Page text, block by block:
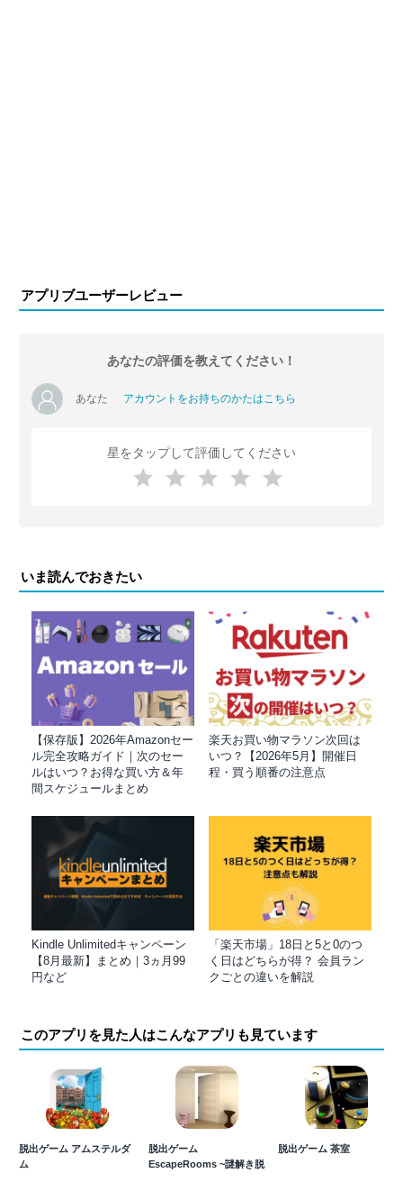
アプリブユーザーレビュー
あなたの評価を教えてください！
あなた アカウントをお持ちのかたはこちら
星をタップして評価してください
いま読んでおきたい
【保存版】2026年Amazonセー
ル完全攻略ガイド｜次のセー
ルはいつ？お得な買い方＆年
間スケジュールまとめ
楽天お買い物マラソン次回は
いつ？【2026年5月】開催日
程・買う順番の注意点
Kindle Unlimitedキャンペーン
【8月最新】まとめ｜3ヵ月99
円など
「楽天市場」18日と5と0のつ
く日はどちらが得？ 会員ラン
クごとの違いを解説
このアプリを見た人はこんなアプリも見ています
脱出ゲーム アムステルダ
ム
脱出ゲーム
EscapeRooms ~謎解き脱
脱出ゲーム 茶室